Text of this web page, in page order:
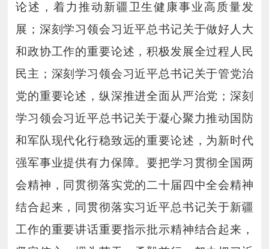
论述，着力推动新疆卫生健康事业高质量发
展；深刻学习领会习近平总书记关于做好人大
和政协工作的重要论述，积极发展全过程人民
民主；深刻学习领会习近平总书记关于管党治
党的重要论述，纵深推进全面从严治党；深刻
学习领会习近平总书记关于凝心聚力推动国防
和军队现代化行稳致远的重要论述，为新时代
强军事业提供有力保障。要把学习贯彻全国两
会精神，同贯彻落实党的二十届四中全会精神
结合起来，同贯彻落实习近平总书记关于新疆
工作的重要讲话重要指示批示精神结合起来，